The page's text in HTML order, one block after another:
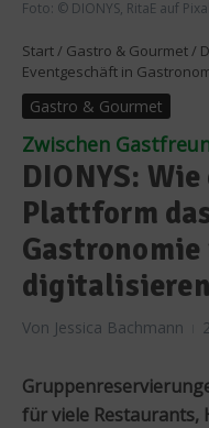
Foto: © DIONYS, RitaE auf
Start / Gastro & Gourmet /
Eventgeschäft in
Gastro & Gourmet
Zwischen
DIONYS:
Plattform
Von Jessica Bachmann
für viele Restaurants,